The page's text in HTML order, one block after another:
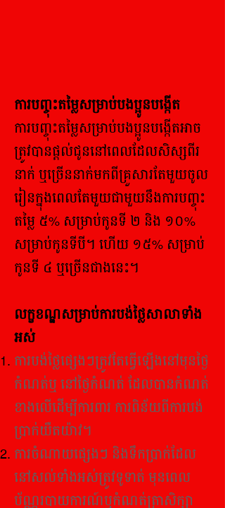
ការបញ្ចុះតម្លៃសម្រាប់បងប្អូនបង្កើត
ការបញ្ចុះតម្លៃសម្រាប់បងប្អូនបង្កើតអាច
ត្រូវបានផ្តល់ជូននៅពេលដែលសិស្សពីរ
នាក់ ឬច្រើននាក់មកពីគ្រួសារតែមួយចូល
រៀនក្នុងពេលតែមួយជាមួយនឹងការបញ្ចុះ
តម្លៃ ៥% សម្រាប់កូនទី ២ និង ១០%
សម្រាប់កូនទីបី។ ហើយ ១៥% សម្រាប់
កូនទី ៤ ឬច្រើនជាងនេះ។
លក្ខខណ្ឌសម្រាប់ការបង់ថ្លៃសាលាទាំង
អស់
ការបង់ថ្លៃផ្សេងៗត្រូវតែធ្វើឡើងនៅមុនថ្ងៃ
កំណត់ឬ នៅថ្ងៃកំណត់ ដែលបានកំណត់
ខាងលើដើម្បីការពារ ការពិន័យពីការបង់
ប្រាក់យឺតយ៉ាវ។
ការចំណាយផ្សេងៗ និងទឹកប្រាក់ដែល
នៅសល់ទាំងអស់ត្រូវទូទាត់ មុនពេល
ប័ណ្ណរបាយការណ៍ឬកំណត់ត្រាសិក្សា